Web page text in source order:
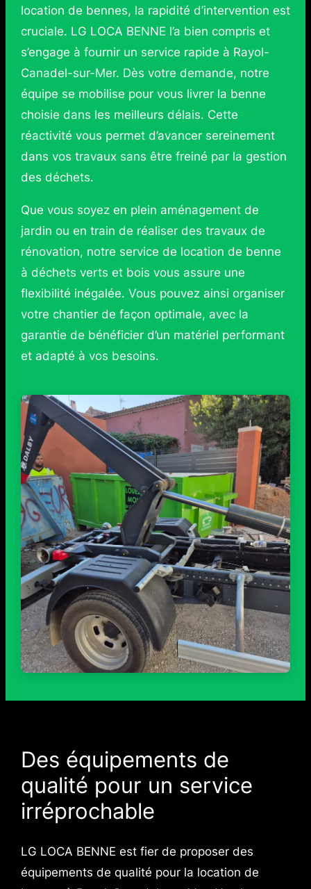
location de bennes, la rapidité d’intervention est
cruciale. LG LOCA BENNE l’a bien compris et
s’engage à fournir un service rapide à Rayol-
Canadel-sur-Mer. Dès votre demande, notre
équipe se mobilise pour vous livrer la benne
choisie dans les meilleurs délais. Cette
réactivité vous permet d’avancer sereinement
dans vos travaux sans être freiné par la gestion
des déchets.
Que vous soyez en plein aménagement de
jardin ou en train de réaliser des travaux de
rénovation, notre service de location de benne
à déchets verts et bois vous assure une
flexibilité inégalée. Vous pouvez ainsi organiser
votre chantier de façon optimale, avec la
garantie de bénéficier d’un matériel performant
et adapté à vos besoins.
Des équipements de
qualité pour un service
irréprochable
LG LOCA BENNE est fier de proposer des
équipements de qualité pour la location de